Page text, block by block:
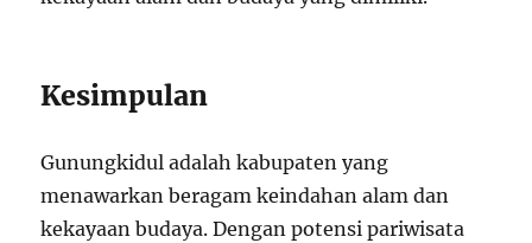
Kesimpulan
Gunungkidul adalah kabupaten yang
menawarkan beragam keindahan alam dan
kekayaan budaya. Dengan potensi pariwisata